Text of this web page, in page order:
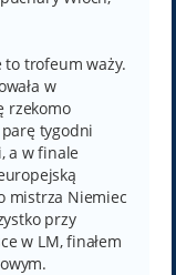
to trofeum waży.
w
rzekomo
tygodni
a w finale
mistrza Niemiec
przy
w LM, finałem